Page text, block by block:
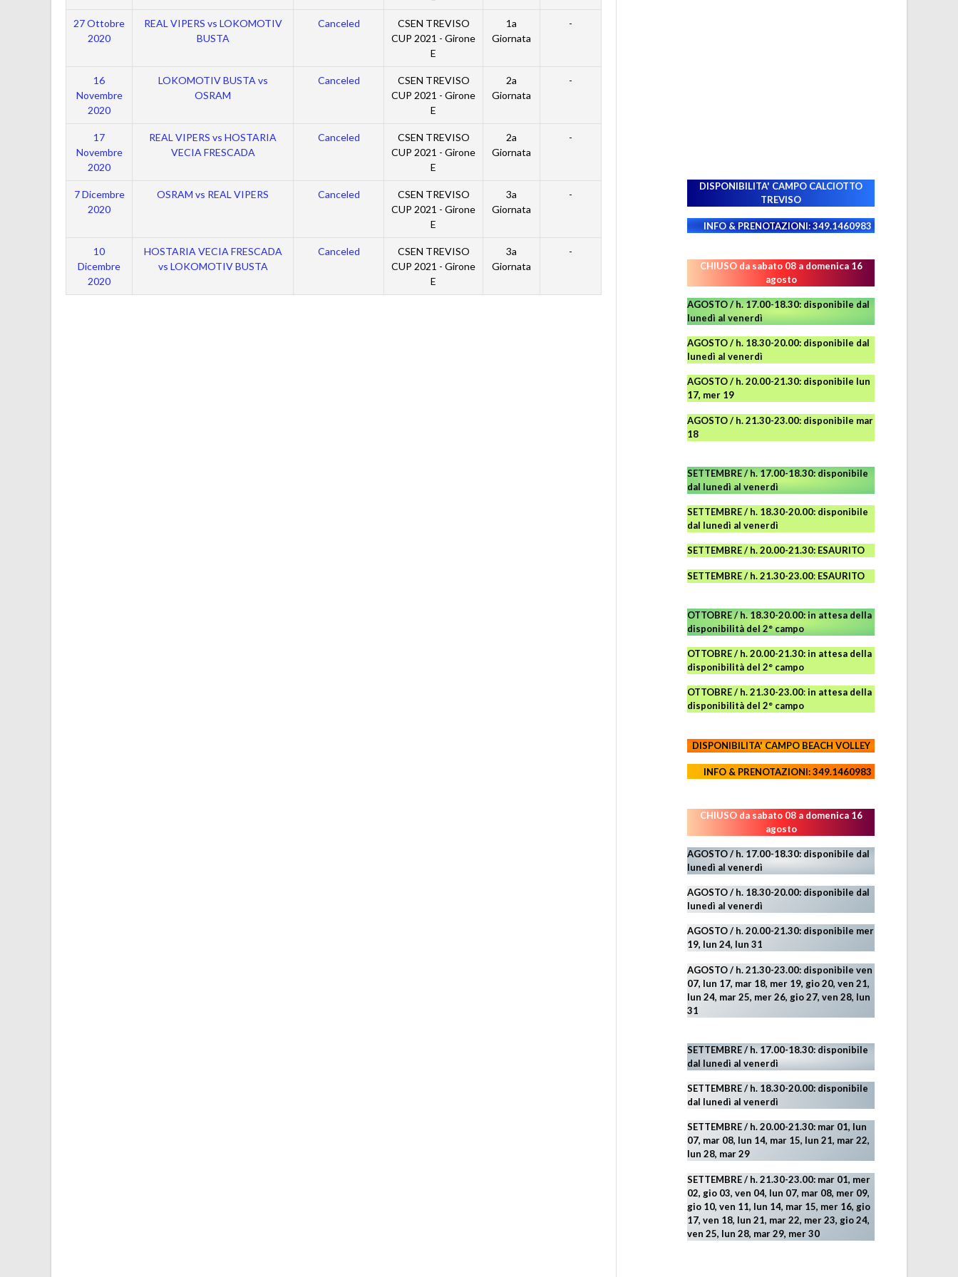
27 Ottobre
2020
REAL VIPERS vs LOKOMOTIV
BUSTA
Canceled
CSEN TREVISO
CUP 2021 - Girone
E
1a
Giornata
-
16
Novembre
2020
LOKOMOTIV BUSTA vs
OSRAM
Canceled
CSEN TREVISO
CUP 2021 - Girone
E
2a
Giornata
-
17
Novembre
2020
REAL VIPERS vs HOSTARIA
VECIA FRESCADA
Canceled
CSEN TREVISO
CUP 2021 - Girone
E
2a
Giornata
-
7 Dicembre
2020
OSRAM vs REAL VIPERS Canceled
CSEN TREVISO
CUP 2021 - Girone
E
3a
Giornata
-
10
Dicembre
2020
HOSTARIA VECIA FRESCADA
vs LOKOMOTIV BUSTA
Canceled
CSEN TREVISO
CUP 2021 - Girone
E
3a
Giornata
-
DISPONIBILITA' CAMPO CALCIOTTO
TREVISO
INFO & PRENOTAZIONI: 349.1460983
CHIUSO da sabato 08 a domenica 16
agosto
AGOSTO / h. 17.00-18.30: disponibile dal
lunedì al venerdì
AGOSTO/ h. 18.30-20.00: disponibile dal
lunedì al venerdì
AGOSTO / h. 20.00-21.30: disponibile lun
17, mer 19
AGOSTO/ h. 21.30-23.00: disponibile mar
18
SETTEMBRE / h. 17.00-18.30: disponibile
dal lunedì al venerdì
SETTEMBRE / h. 18.30-20.00: disponibile
dal lunedì al venerdì
SETTEMBRE / h. 20.00-21.30: ESAURITO
SETTEMBRE / h. 21.30-23.00: ESAURITO
OTTOBRE / h. 18.30-20.00:in attesa della
disponibilità del 2° campo
OTTOBRE / h. 20.00-21.30:in attesa della
disponibilità del 2° campo
OTTOBRE / h. 21.30-23.00:in attesa della
disponibilità del 2° campo
DISPONIBILITA' CAMPOBEACH VOLLEY
INFO & PRENOTAZIONI: 349.1460983
CHIUSO da sabato 08 a domenica 16
agosto
AGOSTO / h. 17.00-18.30: disponibile dal
lunedì al venerdì
AGOSTO/ h. 18.30-20.00: disponibile dal
lunedì al venerdì
AGOSTO / h. 20.00-21.30: disponibile mer
19, lun 24, lun 31
AGOSTO/ h. 21.30-23.00: disponibile ven
07, lun 17, mar 18, mer 19, gio 20, ven 21,
lun 24, mar 25, mer 26, gio 27, ven 28, lun
31
SETTEMBRE / h. 17.00-18.30: disponibile
dal lunedì al venerdì
SETTEMBRE / h. 18.30-20.00: disponibile
dal lunedì al venerdì
SETTEMBRE / h. 20.00-21.30: mar 01, lun
07, mar 08, lun 14, mar 15, lun 21, mar 22,
lun 28, mar 29
SETTEMBRE / h. 21.30-23.00: mar 01, mer
02, gio 03, ven 04, lun 07, mar 08, mer 09,
gio 10, ven 11, lun 14, mar 15, mer 16, gio
17, ven 18, lun 21, mar 22, mer 23, gio 24,
ven 25, lun 28, mar 29, mer 30